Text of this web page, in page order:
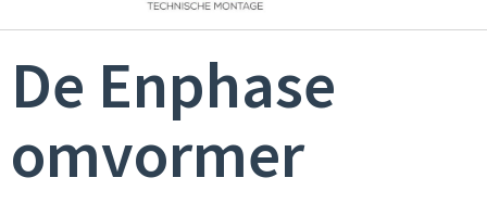
De Enphase
omvormer